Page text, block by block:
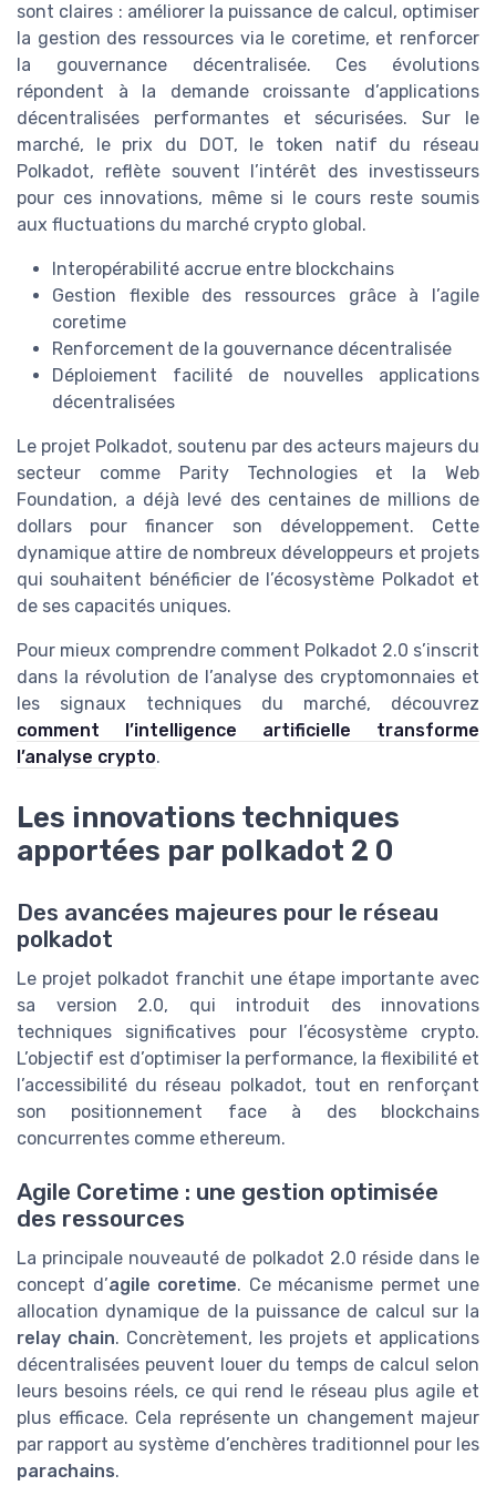
sont claires : améliorer la puissance de calcul, optimiser
la gestion des ressources via le coretime, et renforcer
la gouvernance décentralisée. Ces évolutions
répondent à la demande croissante d’applications
décentralisées performantes et sécurisées. Sur le
marché, le prix du DOT, le token natif du réseau
Polkadot, reflète souvent l’intérêt des investisseurs
pour ces innovations, même si le cours reste soumis
aux fluctuations du marché crypto global.
Interopérabilité accrue entre blockchains
Gestion flexible des ressources grâce à l’agile
coretime
Renforcement de la gouvernance décentralisée
Déploiement facilité de nouvelles applications
décentralisées
Le projet Polkadot, soutenu par des acteurs majeurs du
secteur comme Parity Technologies et la Web
Foundation, a déjà levé des centaines de millions de
dollars pour financer son développement. Cette
dynamique attire de nombreux développeurs et projets
qui souhaitent bénéficier de l’écosystème Polkadot et
de ses capacités uniques.
Pour mieux comprendre comment Polkadot 2.0 s’inscrit
dans la révolution de l’analyse des cryptomonnaies et
les signaux techniques du marché, découvrez
comment l’intelligence artificielle transforme
l’analyse crypto.
Les innovations techniques
apportées par polkadot 2 0
Des avancées majeures pour le réseau
polkadot
Le projet polkadot franchit une étape importante avec
sa version 2.0, qui introduit des innovations
techniques significatives pour l’écosystème crypto.
L’objectif est d’optimiser la performance, la flexibilité et
l’accessibilité du réseau polkadot, tout en renforçant
son positionnement face à des blockchains
concurrentes comme ethereum.
Agile Coretime : une gestion optimisée
des ressources
La principale nouveauté de polkadot 2.0 réside dans le
concept d’agile coretime. Ce mécanisme permet une
allocation dynamique de la puissance de calcul sur la
relay chain. Concrètement, les projets et applications
décentralisées peuvent louer du temps de calcul selon
leurs besoins réels, ce qui rend le réseau plus agile et
plus efficace. Cela représente un changement majeur
par rapport au système d’enchères traditionnel pour les
parachains.